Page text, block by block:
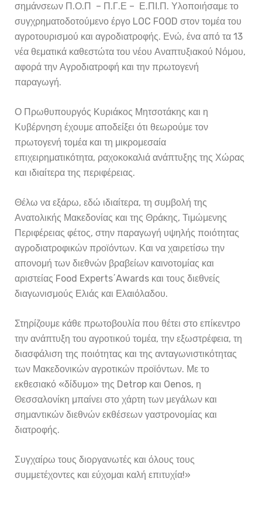
σημάνσεων Π.Ο.Π – Π.Γ.Ε – Ε.ΠΙ.Π. Υλοποιήσαμε το
συγχρηματοδοτούμενο έργο LOC FOOD στον τομέα του
αγροτουρισμού και αγροδιατροφής. Ενώ, ένα από τα 13
νέα θεματικά καθεστώτα του νέου Αναπτυξιακού Νόμου,
αφορά την Αγροδιατροφή και την πρωτογενή
παραγωγή.
Ο Πρωθυπουργός Κυριάκος Μητσοτάκης και η
Κυβέρνηση έχουμε αποδείξει ότι θεωρούμε τον
πρωτογενή τομέα και τη μικρομεσαία
επιχειρηματικότητα, ραχοκοκαλιά ανάπτυξης της Χώρας
και ιδιαίτερα της περιφέρειας.
Θέλω να εξάρω, εδώ ιδιαίτερα, τη συμβολή της
Ανατολικής Μακεδονίας και της Θράκης, Τιμώμενης
Περιφέρειας φέτος, στην παραγωγή υψηλής ποιότητας
αγροδιατροφικών προϊόντων. Και να χαιρετίσω την
απονομή των διεθνών βραβείων καινοτομίας και
αριστείας Food Experts΄Awards και τους διεθνείς
διαγωνισμούς Ελιάς και Ελαιόλαδου.
Στηρίζουμε κάθε πρωτοβουλία που θέτει στο επίκεντρο
την ανάπτυξη του αγροτικού τομέα, την εξωστρέφεια, τη
διασφάλιση της ποιότητας και της ανταγωνιστικότητας
των Μακεδονικών αγροτικών προϊόντων. Με το
εκθεσιακό «δίδυμο» της Detrop και Oenos, η
Θεσσαλονίκη μπαίνει στο χάρτη των μεγάλων και
σημαντικών διεθνών εκθέσεων γαστρονομίας και
διατροφής.
Συγχαίρω τους διοργανωτές και όλους τους
συμμετέχοντες και εύχομαι καλή επιτυχία!»